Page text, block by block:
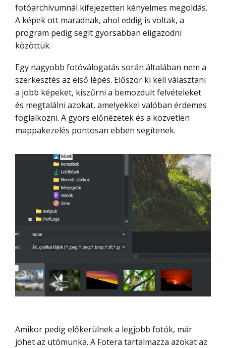
fotóarchívumnál kifejezetten kényelmes megoldás.
A képek ott maradnak, ahol eddig is voltak, a
program pedig segít gyorsabban eligazodni
közöttük.
Egy nagyobb fotóválogatás során általában nem a
szerkesztés az első lépés. Először ki kell választani
a jobb képeket, kiszűrni a bemozdult felvételeket
és megtalálni azokat, amelyekkel valóban érdemes
foglalkozni. A gyors előnézetek és a közvetlen
mappakezelés pontosan ebben segítenek.
Amikor pedig előkerülnek a legjobb fotók, már
jöhet az utómunka. A Fotera tartalmazza azokat az